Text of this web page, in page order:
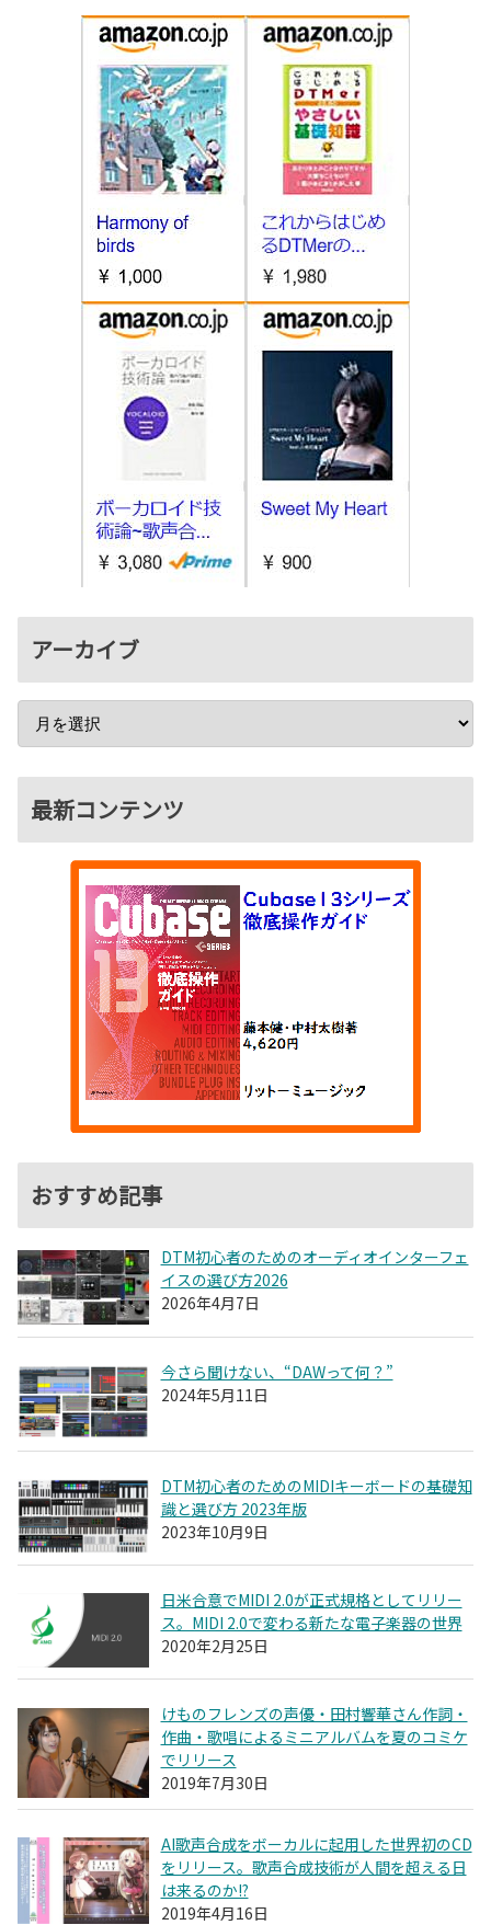
アーカイブ
最新コンテンツ
おすすめ記事
DTM初心者のためのオーディオインターフェ
イスの選び方2026
2026年4月7日
今さら聞けない、“DAWって何？”
2024年5月11日
DTM初心者のためのMIDIキーボードの基礎知
識と選び方 2023年版
2023年10月9日
日米合意でMIDI 2.0が正式規格としてリリー
ス。MIDI 2.0で変わる新たな電子楽器の世界
2020年2月25日
けものフレンズの声優・田村響華さん作詞・
作曲・歌唱によるミニアルバムを夏のコミケ
でリリース
2019年7月30日
AI歌声合成をボーカルに起用した世界初のCD
をリリース。歌声合成技術が人間を超える日
は来るのか!?
2019年4月16日